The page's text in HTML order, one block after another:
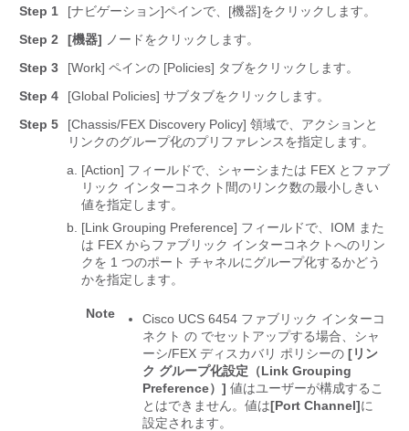
Step 1
[ナビゲーション]ペインで、[機器]をクリックします。
Step 2
[機器] ノードをクリックします。
Step 3
[Work] ペインの [Policies] タブをクリックします。
Step 4
[Global Policies] サブタブをクリックします。
Step 5
[Chassis/FEX Discovery Policy] 領域で、アクションと
リンクのグループ化のプリファレンスを指定します。
[Action] フィールドで、シャーシまたは FEX とファブ
リック インターコネクト間のリンク数の最小しきい
値を指定します。
[Link Grouping Preference] フィールドで、IOM また
は FEX からファブリック インターコネクトへのリン
クを 1 つのポート チャネルにグループ化するかどう
かを指定します。
Note
Cisco UCS 6454 ファブリック インターコ
ネクト の でセットアップする場合、シャ
ーシ/FEX ディスカバリ ポリシーの [リン
ク グループ化設定（Link Grouping
Preference）] 値はユーザーが構成するこ
とはできません。値は[Port Channel]に
設定されます。